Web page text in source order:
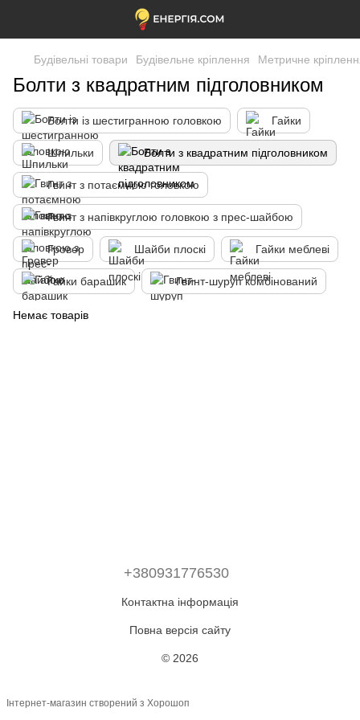
Будівельні товари Будівельне кріплення Метричне
Болти з квадратним підголовником
Болти із шестигранною головкою Гайки
Шпильки Болти з квадратним підголовником
Гвинт з потаємною головкою
Гвинт з напівкруглою головкою з прес-шайбою
Гровер Шайби плоскі Гайки меблеві
Гайки барашик Гвинт-шуруп комбінований
Немає товарів
+380931776530
Контактна інформація
Повна версія сайту
© 2026
Інтернет-магазин створений з Хорошоп